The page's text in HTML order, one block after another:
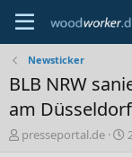
Newsticker
BLB NRW
am
E
presseportal.de
E